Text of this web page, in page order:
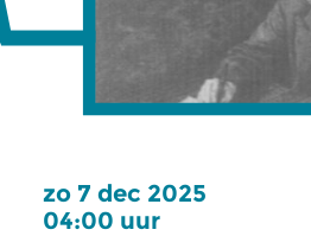
zo 7 dec 2025
04:00 uur